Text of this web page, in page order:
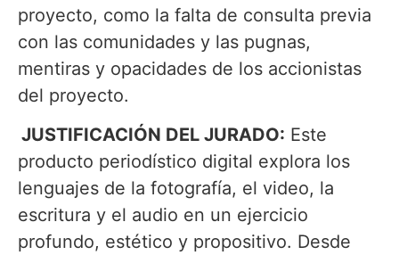
proyecto, como la falta de consulta previa
con las comunidades y las pugnas,
mentiras y opacidades de los accionistas
del proyecto.
JUSTIFICACIÓN DEL JURADO: Este
producto periodístico digital explora los
lenguajes de la fotografía, el video, la
escritura y el audio en un ejercicio
profundo, estético y propositivo. Desde